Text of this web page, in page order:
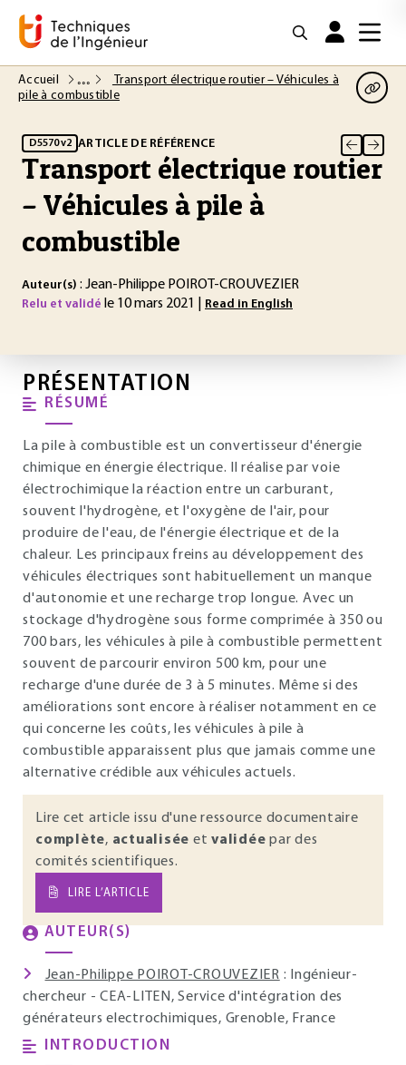
Accueil
Transport électrique routier – Véhicules à
pile à combustible
D5570 v2 ARTICLE DE RÉFÉRENCE
Transport électrique routier
– Véhicules à pile à
combustible
Auteur(s) : Jean-Philippe POIROT-CROUVEZIER
Relu et validé le 10 mars 2021 | Read in English
PRÉSENTATION
RÉSUMÉ
La pile à combustible est un convertisseur d'énergie
chimique en énergie électrique. Il réalise par voie
électrochimique la réaction entre un carburant,
souvent l'hydrogène, et l'oxygène de l'air, pour
produire de l'eau, de l'énergie électrique et de la
chaleur. Les principaux freins au développement des
véhicules électriques sont habituellement un manque
d'autonomie et une recharge trop longue. Avec un
stockage d'hydrogène sous forme comprimée à 350 ou
700 bars, les véhicules à pile à combustible permettent
souvent de parcourir environ 500 km, pour une
recharge d'une durée de 3 à 5 minutes. Même si des
améliorations sont encore à réaliser notamment en ce
qui concerne les coûts, les véhicules à pile à
combustible apparaissent plus que jamais comme une
alternative crédible aux véhicules actuels.
Lire cet article issu d'une ressource documentaire
complète, actualisée et validée par des
comités scientifiques.
LIRE L’ARTICLE
AUTEUR(S)
Jean-Philippe POIROT-CROUVEZIER : Ingénieur-
chercheur - CEA-LITEN, Service d'intégration des
générateurs electrochimiques, Grenoble, France
INTRODUCTION